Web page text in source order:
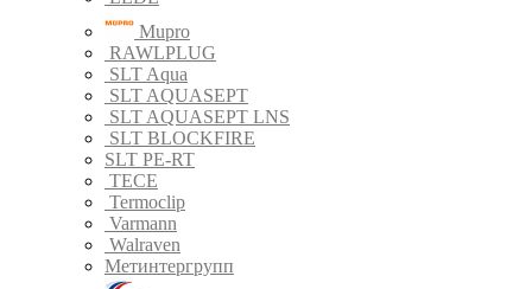
Mupro
RAWLPLUG
SLT Aqua
SLT AQUASEPT
SLT AQUASEPT LNS
SLT BLOCKFIRE
SLT PE-RT
TECE
Termoclip
Varmann
Walraven
Метинтергрупп